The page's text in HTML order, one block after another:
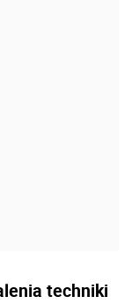
techniki